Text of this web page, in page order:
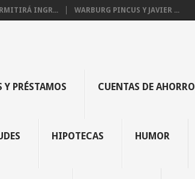
INGR... WARBURG PINCUS Y JAVIER ...
Y PRÉSTAMOS CUENTAS DE AHORRO
HIPOTECAS HUMOR